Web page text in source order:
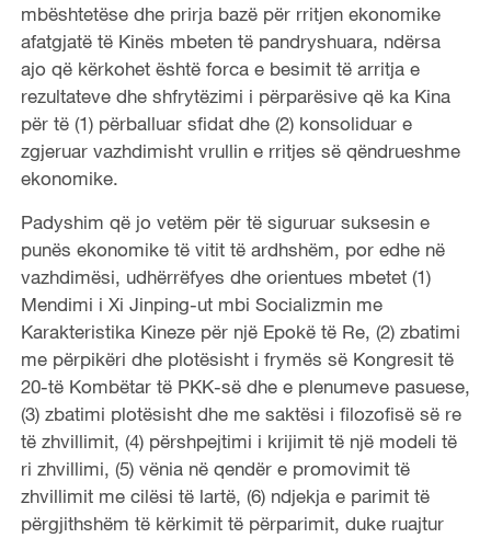
mbështetëse dhe prirja bazë për rritjen ekonomike
afatgjatë të Kinës mbeten të pandryshuara, ndërsa
ajo që kërkohet është forca e besimit të arritja e
rezultateve dhe shfrytëzimi i përparësive që ka Kina
për të (1) përballuar sfidat dhe (2) konsoliduar e
zgjeruar vazhdimisht vrullin e rritjes së qëndrueshme
ekonomike.
Padyshim që jo vetëm për të siguruar suksesin e
punës ekonomike të vitit të ardhshëm, por edhe në
vazhdimësi, udhërrëfyes dhe orientues mbetet (1)
Mendimi i Xi Jinping-ut mbi Socializmin me
Karakteristika Kineze për një Epokë të Re, (2) zbatimi
me përpikëri dhe plotësisht i frymës së Kongresit të
20-të Kombëtar të PKK-së dhe e plenumeve pasuese,
(3) zbatimi plotësisht dhe me saktësi i filozofisë së re
të zhvillimit, (4) përshpejtimi i krijimit të një modeli të
ri zhvillimi, (5) vënia në qendër e promovimit të
zhvillimit me cilësi të lartë, (6) ndjekja e parimit të
përgjithshëm të kërkimit të përparimit, duke ruajtur